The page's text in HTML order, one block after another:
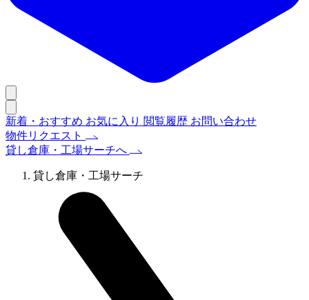
新着・おすすめ お気に入り 閲覧履歴 お問い合わせ
物件リクエスト
貸し倉庫・工場サーチへ
貸し倉庫・工場サーチ